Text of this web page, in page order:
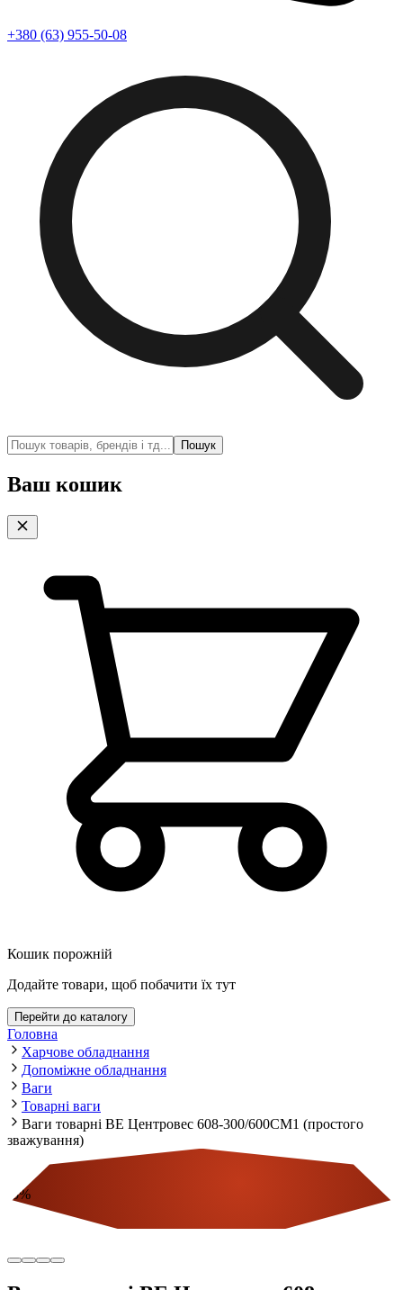
+380 (63) 955-50-08
Пошук
Ваш кошик
Кошик порожній
Додайте товари, щоб побачити їх тут
Перейти до каталогу
Головна
Харчове обладнання
Допоміжне обладнання
Ваги
Товарні ваги
Ваги товарні ВЕ Центровес 608-300/600СМ1 (простого
зважування)
5%